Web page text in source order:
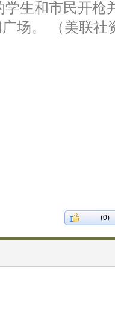
学生和市民开枪
场。 （美联社
(0)